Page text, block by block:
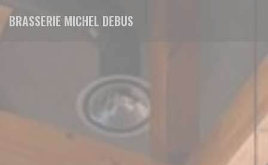
Πίνακας διαχείρισης "Μπισκότων" (Cookies)
BRASSERIE MICHEL DEBUS